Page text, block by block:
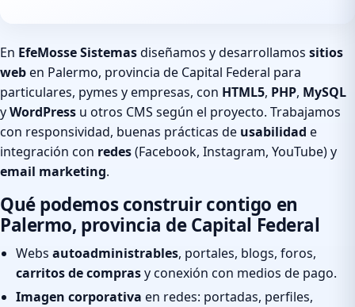
En EfeMosse Sistemasdiseñamos y desarrollamos sitios
weben Palermo, provincia de Capital Federal para
particulares, pymes y empresas, con HTML5, PHP, MySQL
yWordPress u otros CMS según el proyecto. Trabajamos
con responsividad, buenas prácticas de usabilidad e
integración con redes(Facebook, Instagram, YouTube) y
email marketing.
Qué podemos construir contigo en
Palermo, provincia de Capital Federal
Webs autoadministrables, portales, blogs, foros,
carritos de comprasy conexión con medios de pago.
Imagen corporativa en redes: portadas, perfiles,